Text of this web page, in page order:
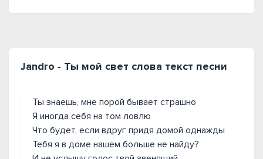
Jandro - Ты мой свет слова текст песни
Ты знаешь, мне порой бывает страшно
Я иногда себя на том ловлю
Что будет, если вдруг придя домой однажды
Тебя я в доме нашем больше не найду?